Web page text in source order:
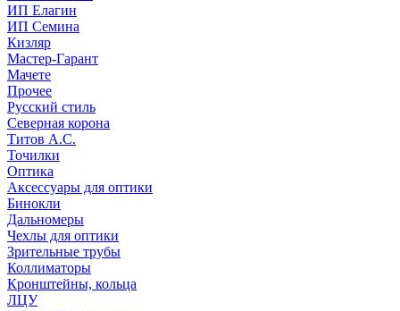
ИП Елагин
ИП Семина
Кизляр
Мастер-Гарант
Мачете
Прочее
Русский стиль
Северная корона
Титов А.С.
Точилки
Оптика
Аксессуары для оптики
Бинокли
Дальномеры
Чехлы для оптики
Зрительные трубы
Коллиматоры
Кронштейны, кольца
ЛЦУ